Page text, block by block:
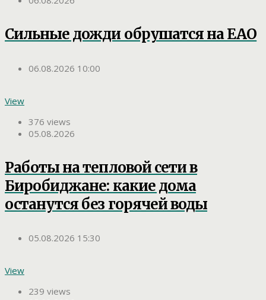
Сильные дожди обрушатся на ЕАО
06.08.2026 10:00
View
376 views
05.08.2026
Работы на тепловой сети в
Биробиджане: какие дома
останутся без горячей воды
05.08.2026 15:30
View
239 views